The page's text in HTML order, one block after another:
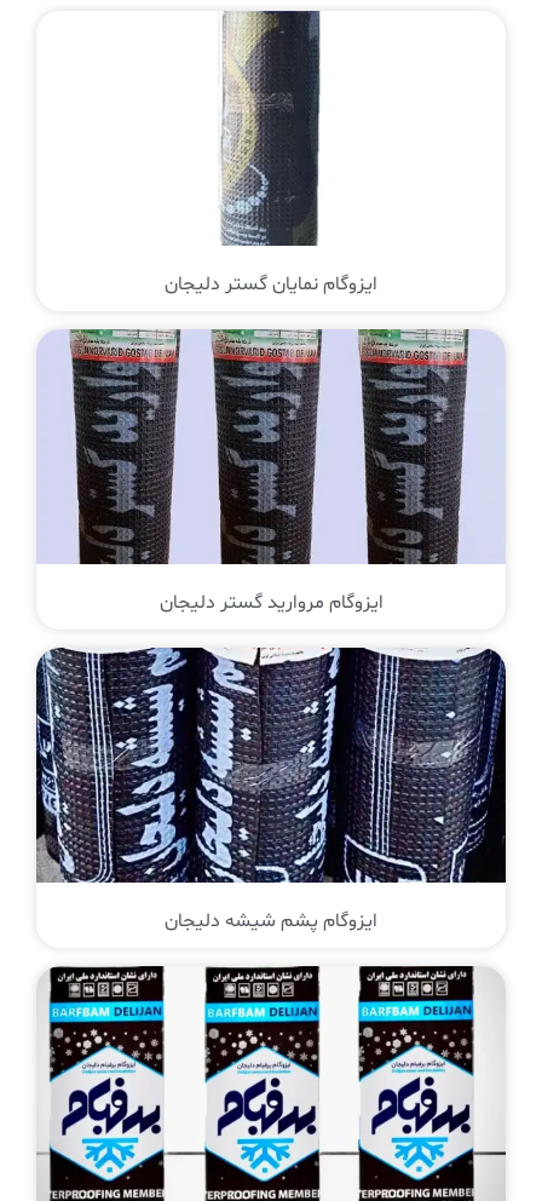
ایزوگام نمایان گستر دلیجان
ایزوگام مروارید گستر دلیجان
ایزوگام پشم شیشه دلیجان